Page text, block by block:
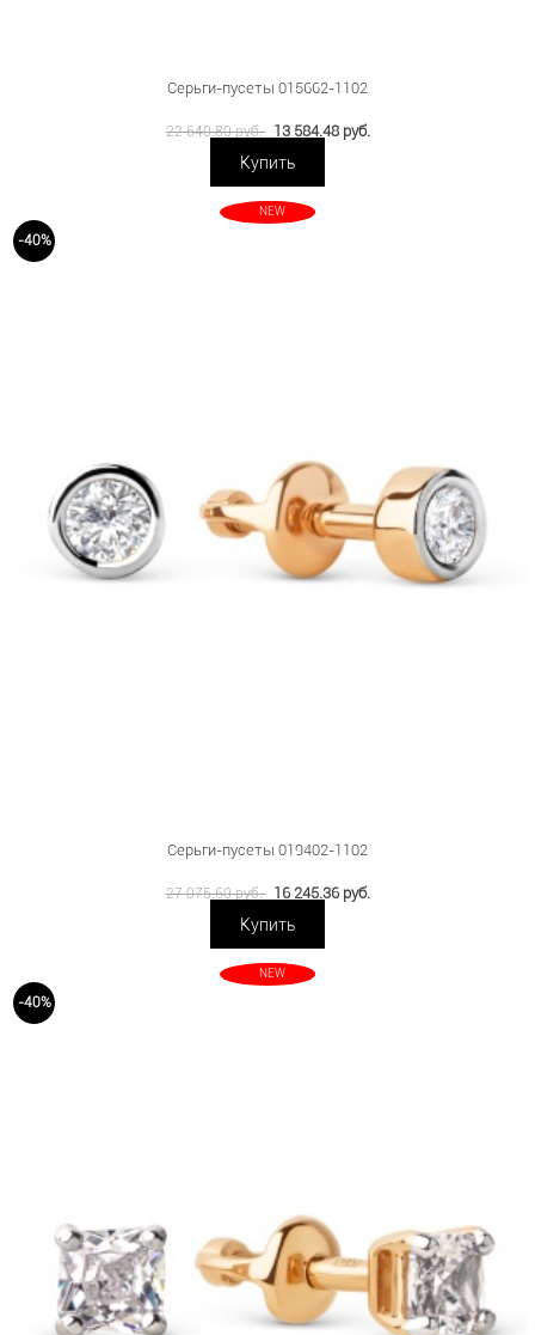
Серьги-пусеты 015662-1102
22 640.80 руб. 13 584.48 руб.
Купить
-40%
NEW
Серьги-пусеты 019402-1102
27 075.60 руб. 16 245.36 руб.
Купить
-40%
NEW